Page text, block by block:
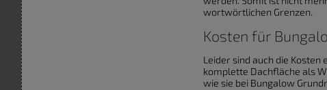
wortwörtlichen Grenzen.
Kosten für
Leider sind auch die
komplette Dachfläche als
wie sie bei Bungalow